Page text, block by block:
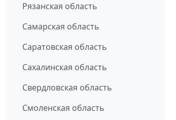
Рязанская область
Самарская область
Саратовская область
Сахалинская область
Свердловская область
Смоленская область